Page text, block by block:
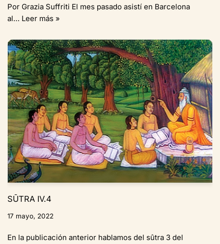
Por Grazia Suffriti El mes pasado asistí en Barcelona
al… Leer más »
SŪTRA IV.4
17 mayo, 2022
En la publicación anterior hablamos del sûtra 3 del